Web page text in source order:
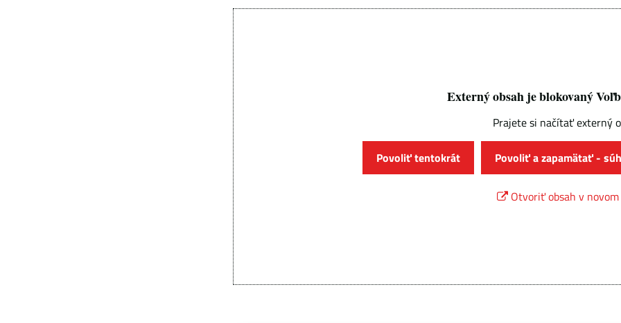
Externý obsah je blokovaný
Prajete si načítať externý
Povoliť tentokrát Povoliť a zapamätať -
Otvoriť obsah v novom